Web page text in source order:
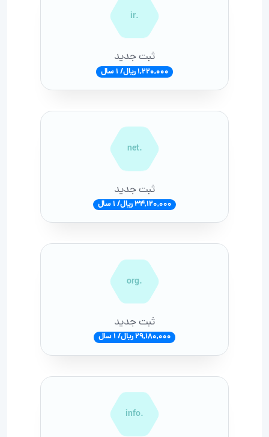
.ir
ثبت جدید
1,220,000 ریال/ 1 سال
.net
ثبت جدید
34,120,000 ریال/ 1 سال
.org
ثبت جدید
29,180,000 ریال/ 1 سال
.info